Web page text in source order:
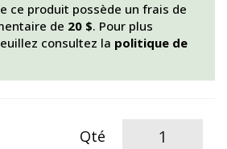
ce produit possède un frais de
de 20 $. Pour plus
consultez la politique de
Qté